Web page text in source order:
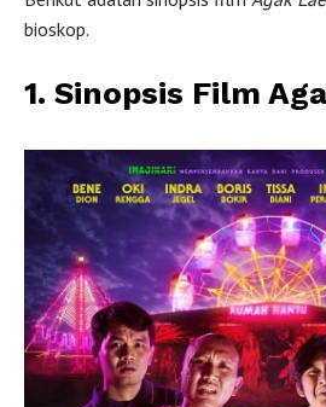
bioskop.
1. Sinopsis Film